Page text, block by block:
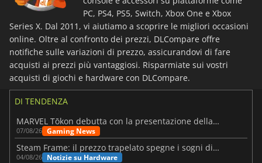
PC, PS4, PS5, Switch, Xbox One e Xbox
Series X. Dal 2011, vi aiutiamo a scoprire le migliori occasioni
online. Oltre al confronto dei prezzi, DLCompare offre
notifiche sulle variazioni di prezzo, assicurandovi di fare
acquisti ai prezzi più vantaggiosi. Risparmiate sui vostri
acquisti di giochi e hardware con DLCompare.
DI TENDENZA
MARVEL Tōkon debutta con la presentazione della roadmap per il primo anno
07/08/26 Gaming News
Steam Frame: il prezzo trapelato spegne i sogni di un VR economico
04/08/26 Notizie su Hardware